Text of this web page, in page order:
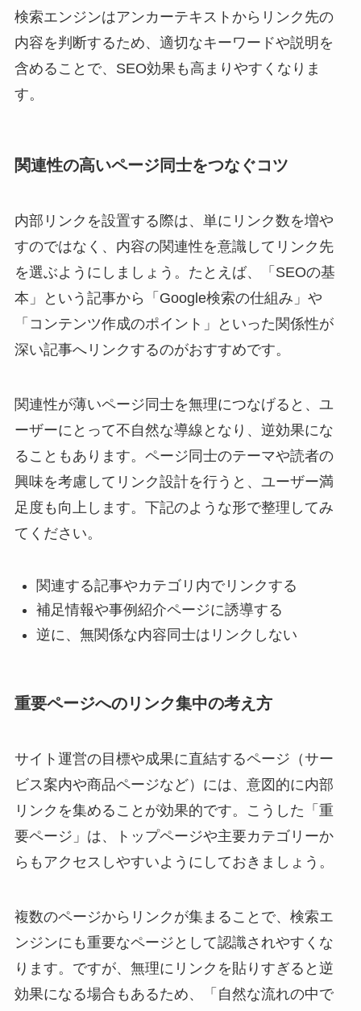
検索エンジンはアンカーテキストからリンク先の
内容を判断するため、適切なキーワードや説明を
含めることで、SEO効果も高まりやすくなりま
す。
関連性の高いページ同士をつなぐコツ
内部リンクを設置する際は、単にリンク数を増や
すのではなく、内容の関連性を意識してリンク先
を選ぶようにしましょう。たとえば、「SEOの基
本」という記事から「Google検索の仕組み」や
「コンテンツ作成のポイント」といった関係性が
深い記事へリンクするのがおすすめです。
関連性が薄いページ同士を無理につなげると、ユ
ーザーにとって不自然な導線となり、逆効果にな
ることもあります。ページ同士のテーマや読者の
興味を考慮してリンク設計を行うと、ユーザー満
足度も向上します。下記のような形で整理してみ
てください。
関連する記事やカテゴリ内でリンクする
補足情報や事例紹介ページに誘導する
逆に、無関係な内容同士はリンクしない
重要ページへのリンク集中の考え方
サイト運営の目標や成果に直結するページ（サー
ビス案内や商品ページなど）には、意図的に内部
リンクを集めることが効果的です。こうした「重
要ページ」は、トップページや主要カテゴリーか
らもアクセスしやすいようにしておきましょう。
複数のページからリンクが集まることで、検索エ
ンジンにも重要なページとして認識されやすくな
ります。ですが、無理にリンクを貼りすぎると逆
効果になる場合もあるため、「自然な流れの中で